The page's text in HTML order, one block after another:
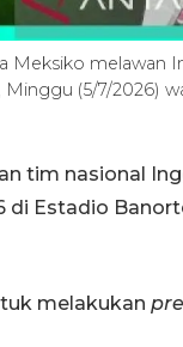
Meksiko melawan
(5/7/2026)
tim nasional
di Estadio
melakukan